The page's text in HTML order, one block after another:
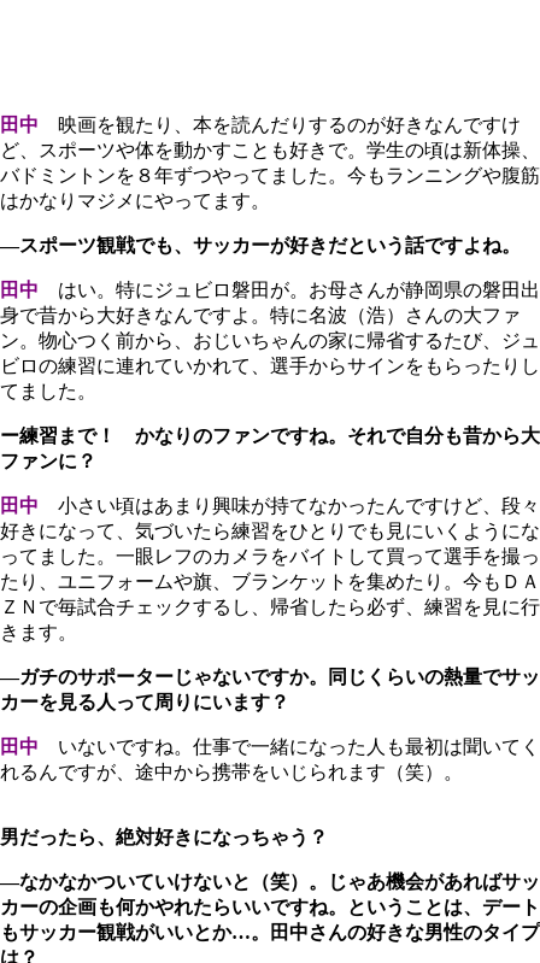
田中 映画を観たり、本を読んだりするのが好きなんですけ
ど、スポーツや体を動かすことも好きで。学生の頃は新体操、
バドミントンを８年ずつやってました。今もランニングや腹筋
はかなりマジメにやってます。
―スポーツ観戦でも、サッカーが好きだという話ですよね。
田中 はい。特にジュビロ磐田が。お母さんが静岡県の磐田出
身で昔から大好きなんですよ。特に名波（浩）さんの大ファ
ン。物心つく前から、おじいちゃんの家に帰省するたび、ジュ
ビロの練習に連れていかれて、選手からサインをもらったりし
てました。
ー練習まで！ かなりのファンですね。それで自分も昔から大
ファンに？
田中 小さい頃はあまり興味が持てなかったんですけど、段々
好きになって、気づいたら練習をひとりでも見にいくようにな
ってました。一眼レフのカメラをバイトして買って選手を撮っ
たり、ユニフォームや旗、ブランケットを集めたり。今もＤＡ
ＺＮで毎試合チェックするし、帰省したら必ず、練習を見に行
きます。
―ガチのサポーターじゃないですか。同じくらいの熱量でサッ
カーを見る人って周りにいます？
田中 いないですね。仕事で一緒になった人も最初は聞いてく
れるんですが、途中から携帯をいじられます（笑）。
男だったら、絶対好きになっちゃう？
―なかなかついていけないと（笑）。じゃあ機会があればサッ
カーの企画も何かやれたらいいですね。ということは、デート
もサッカー観戦がいいとか…。田中さんの好きな男性のタイプ
は？